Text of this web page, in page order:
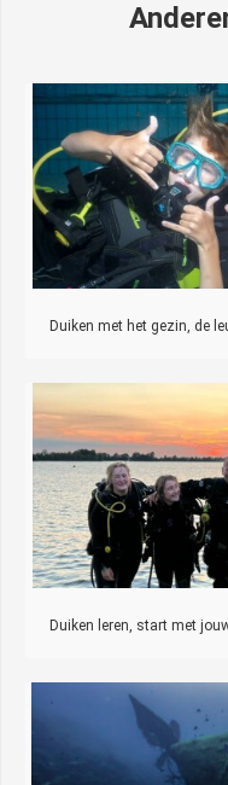
Duiken met het gezin, de
Duiken leren, start met